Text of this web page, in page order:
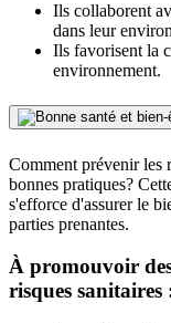
Ils collaborent
dans leur
Ils favorisent la
environnement.
Comment prévenir les
bonnes pratiques?
s'efforce d'assurer le
parties prenantes.
À promouvoir
risques sanitaires